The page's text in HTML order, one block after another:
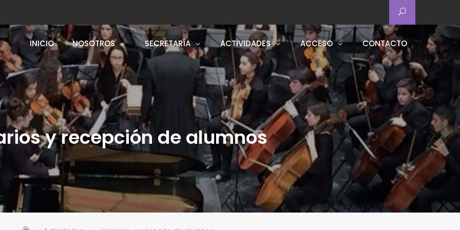
INICIO
NOSOTROS SECRETARÍA ACTIVIDADES ACCESO CONTACTO
y recepción de alumnos